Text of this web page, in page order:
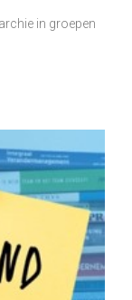
in groepen